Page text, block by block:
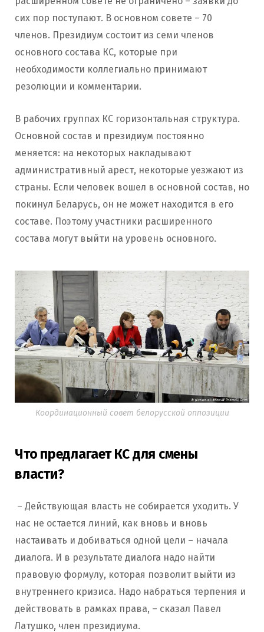
сих пор поступают. В основном совете – 70
членов. Президиум состоит из семи членов
основного состава КС, которые при
необходимости коллегиально принимают
резолюции и комментарии.
В рабочих группах КС горизонтальная структура.
Основной состав и президиум постоянно
меняется: на некоторых накладывают
административный арест, некоторые уезжают из
страны. Если человек вошел в основной состав, но
покинул Беларусь, он не может находится в его
составе. Поэтому участники расширенного
состава могут выйти на уровень основного.
Координационный совет белорусской оппозиции
Что предлагает КС для смены
власти?
– Действующая власть не собирается уходить. У
нас не остается линий, как вновь и вновь
настаивать и добиваться одной цели – начала
диалога. И в результате диалога надо найти
правовую формулу, которая позволит выйти из
внутреннего кризиса. Надо набраться терпения и
действовать в рамках права, – сказал Павел
Латушко, член президиума.